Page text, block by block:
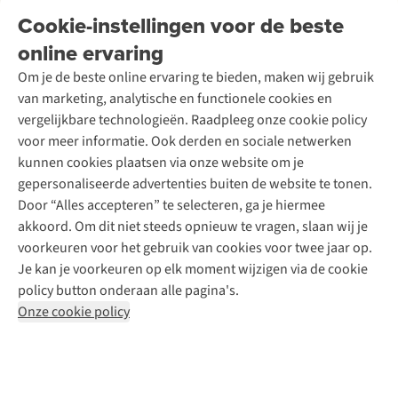
Cookie-instellingen voor de beste
online ervaring
Om je de beste online ervaring te bieden, maken wij gebruik
van marketing, analytische en functionele cookies en
vergelijkbare technologieën. Raadpleeg onze cookie policy
voor meer informatie. Ook derden en sociale netwerken
kunnen cookies plaatsen via onze website om je
gepersonaliseerde advertenties buiten de website te tonen.
Door “Alles accepteren” te selecteren, ga je hiermee
akkoord. Om dit niet steeds opnieuw te vragen, slaan wij je
voorkeuren voor het gebruik van cookies voor twee jaar op.
Je kan je voorkeuren op elk moment wijzigen via de cookie
policy button onderaan alle pagina's.
Onze cookie policy
Garantie
Contact
Onze winkels
Over A.S.Adventure
Toegankelijkheidsverklaring
Ski-onderhoud
Wasservice
Schoenonderhoud
Schoenherstelling
Kledingherstelling
Retouches
Voor bedrijven
A.S.Magazine
Podcast
Explore Academy
Explore Camp
Gear Check
Inspiratie & advies
Meld je aan voor de nieuwsbrief
Follow us
Disclaimer Privacy Policy
Algemene voorwaarden
Cookie Policy